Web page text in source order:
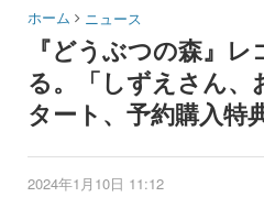
ホーム ニュース
『どうぶつの森』
る。「しずえさん、
タート、予約購入特
2024年1月10日 11:12